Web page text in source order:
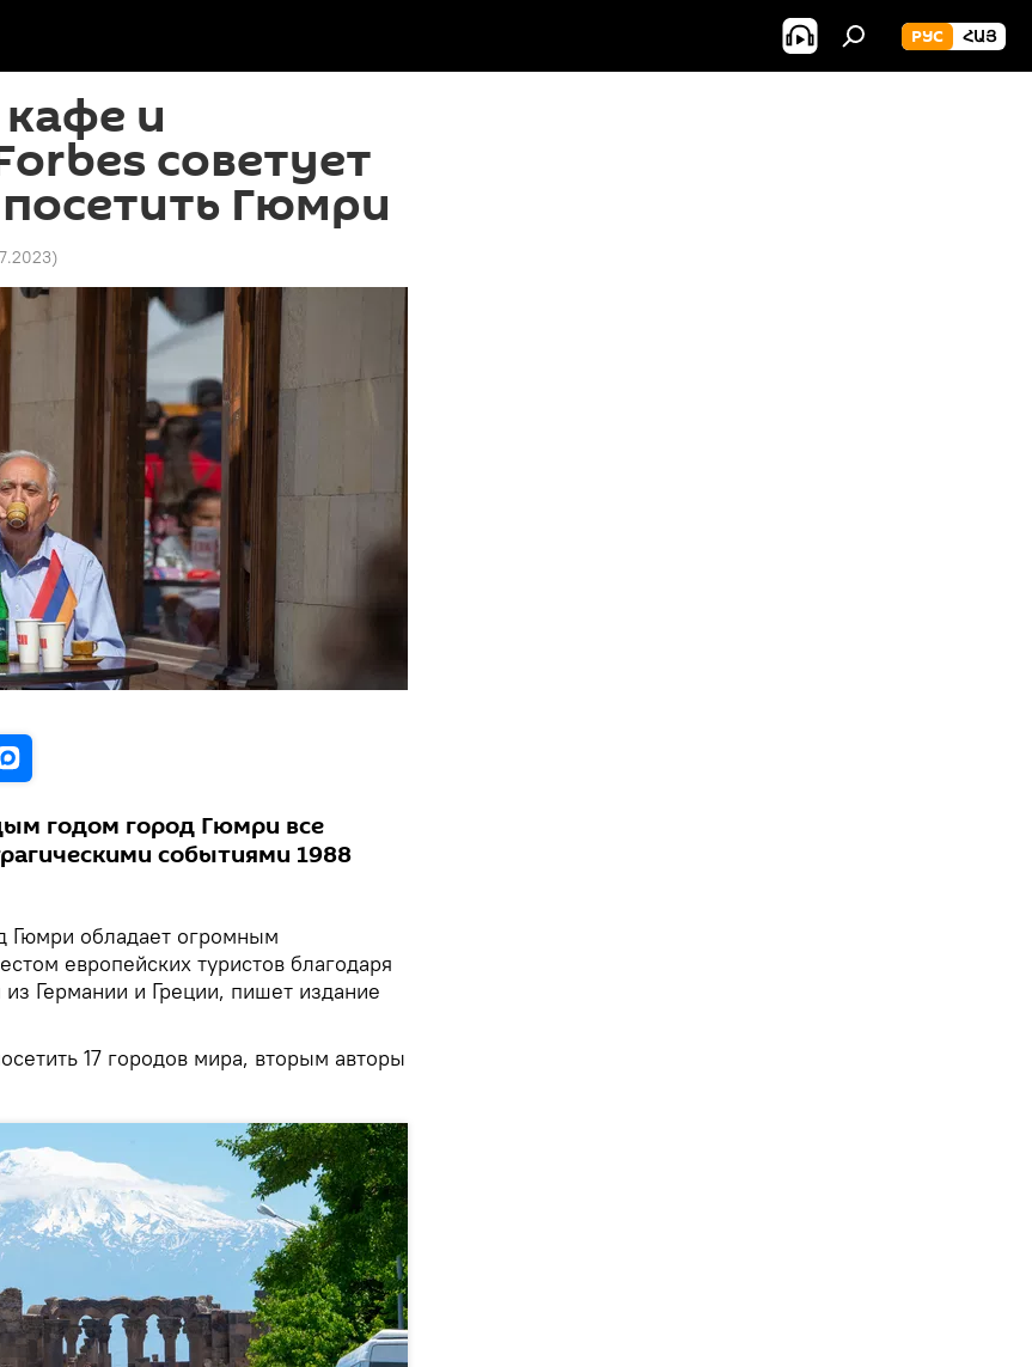
РУС ՀԱՅ
и
советует
Гюмри
)
годом город Гюмри все
событиями 1988
Гюмри обладает огромным
европейских туристов благодаря
Германии и Греции, пишет издание
17 городов мира, вторым авторы